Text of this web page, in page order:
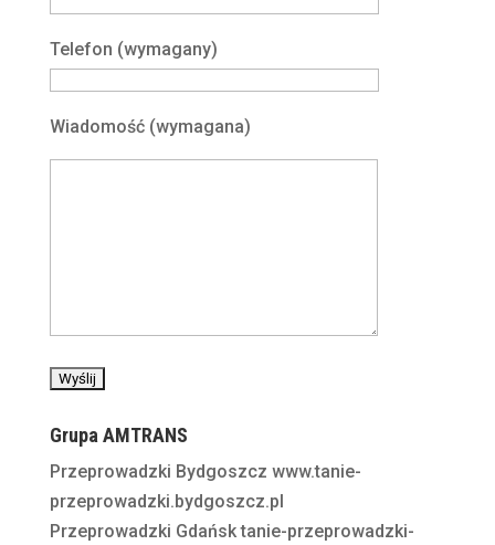
Telefon (wymagany)
Wiadomość (wymagana)
Grupa AMTRANS
Przeprowadzki Bydgoszcz www.tanie-
przeprowadzki.bydgoszcz.pl
Przeprowadzki Gdańsktanie-przeprowadzki-